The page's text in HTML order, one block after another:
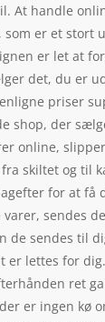
At handle
er et stort
er let at
det, du er
priser
shop, der
online,
skiltet og til
for at få
sendes
de sendes til
er lettes for
ret
er ingen kø